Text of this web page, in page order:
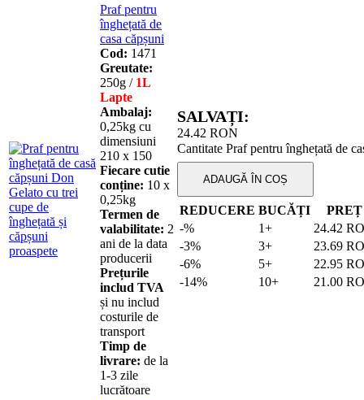
Praf pentru
înghețată de
casa căpșuni
Cod: 1471
Greutate:
250g / 1L
Lapte
Ambalaj:
0,25kg cu
dimensiuni
210 х 150
Fiecare cutie
conține: 10 х
0,25kg
Termen de
valabilitate: 2
ani de la data
producerii
Prețurile
includ TVA
și nu includ
costurile de
transport
Timp de
livrare: de la
1-3 zile
lucrătoare
SALVAȚI:
24.42 RON
Cantitate Praf pentru înghețată de
ADAUGĂ ÎN COȘ
REDUCERE BUCĂȚI
PREȚ
-%
1+ 24.42
-3%
3+ 23.69
-6%
5+ 22.95
-14%
10+ 21.00